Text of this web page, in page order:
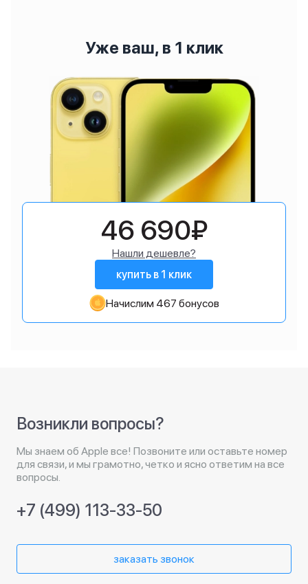
Уже ваш, в 1 клик
46 690₽
Нашли дешевле?
купить в 1 клик
Начислим 467 бонусов
Возникли вопросы?
Мы знаем об Apple все! Позвоните или оставьте номер
для связи, и мы грамотно, четко и ясно ответим на все
вопросы.
+7 (499) 113-33-50
заказать звонок